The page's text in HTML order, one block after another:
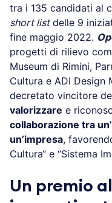
tra i 135 candidati al
short listdelle 9
fine maggio 2022.
progetti di rilievo
Museum di Rimini,
Cultura e ADI Design
decretato vincitore
valorizzare e
collaborazione tra
un’impresa,
Cultura“ e “Sistema
Un premio